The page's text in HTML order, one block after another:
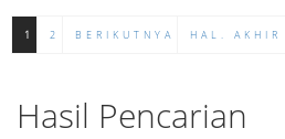
1 2 BERIKUTNYA HAL. AKHIR
Hasil Pencarian